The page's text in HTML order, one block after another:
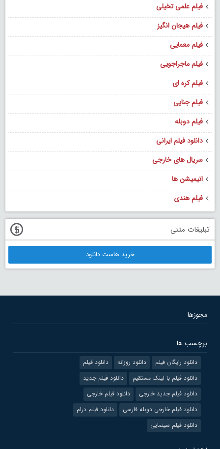
فیلم علمی تخیلی
فیلم هیجان انگیز
فیلم معمایی
فیلم ماجراجویی
فیلم کره ای
فیلم جنایی
فیلم دوبله
دانلود فیلم ایرانی
سریال های خارجی
انیمیشن ها
فیلم هندی
تبلیغات متنی
خرید هاست دانلود
مجوزها
برچسب ها
دانلود رایگان فیلم دانلود روزانه
دانلود فیلم
دانلود فیلم با لینک مستقیم
دانلود فیلم جدید
دانلود فیلم جدید خارجی
دانلود فیلم خارجی
دانلود فیلم خارجی دوبله فارسی
دانلود فیلم درام
دانلود فیلم سینمایی